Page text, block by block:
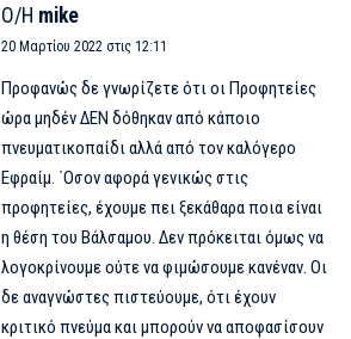
Ο/Η mike
20 Μαρτίου 2022 στις 12:11
Προφανώς δε γνωρίζετε ότι οι Προφητείες
ώρα μηδέν ΔΕΝ δόθηκαν από κάποιο
πνευματικοπαίδι αλλά από τον καλόγερο
Εφραίμ. ΄Οσον αφορά γενικώς στις
προφητείες, έχουμε πει ξεκάθαρα ποια είναι
η θέση του Βάλσαμου. Δεν πρόκειται όμως να
λογοκρίνουμε ούτε να φιμώσουμε κανέναν. Οι
δε αναγνώστες πιστεύουμε, ότι έχουν
κριτικό πνεύμα και μπορούν να αποφασίσουν